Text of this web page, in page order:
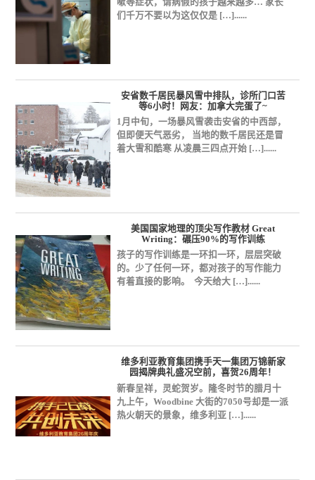
嗽等症状，请病假的孩子越来越多… 家长
们千万不要以为这仅仅是 […]......
安省数千居民暴风雪中排队，诊所门口苦
等6小时！网友：加拿大完蛋了~
1月中旬，一场暴风雪袭击安省的中西部，
但即便天气恶劣， 当地的数千居民还是冒
着大雪和酷寒 从凌晨三四点开始 […]......
美国国家地理的顶尖写作教材 Great
Writing：碾压90%的写作训练
孩子的写作训练是一环扣一环，层层突破
的。少了任何一环，都对孩子的写作能力
有着直接的影响。 今天给大 […]......
维多利亚教育集团携手天一集团万锦新家
园揭牌典礼盛况空前，喜贺26周年！
新春呈祥，灵蛇贺岁。隆冬时节的腊月十
九上午，Woodbine 大街的7050号却是一派
热火朝天的景象，维多利亚 […]......